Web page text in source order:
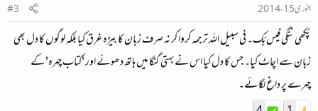
جنوری 15، 2014
#3
پُکھی ننگی فیس بُک۔ فی سبیل اللہ ترجمہ کروا کر نہ صرف زبان کا بیڑہ غرق کیا بلکہ لوگوں کا دل بھی
زبان سے اچاٹ کیا۔ جس کا دل کیا اس نےبہتی گنگا میں ہاتھ دھوئے اور 'کتاب چہرہ' کے
چہرے پر داغ لگائے۔